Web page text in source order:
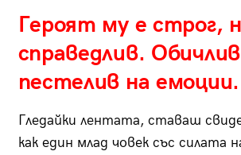
Героят му е строг,
справедлив.
пестелив на емоции.
Гледайки лентата, ставаш
как един млад човек със силата